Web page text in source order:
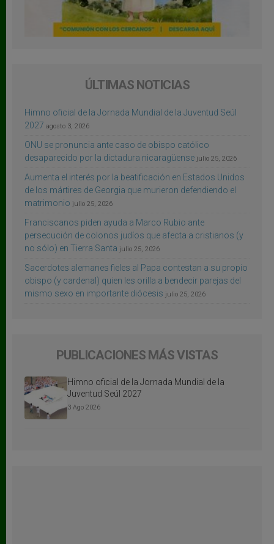
ÚLTIMAS NOTICIAS
Himno oficial de la Jornada Mundial de la Juventud Seúl
2027 agosto 3, 2026
ONU se pronuncia ante caso de obispo católico
desaparecido por la dictadura nicaragüense julio 25, 2026
Aumenta el interés por la beatificación en Estados Unidos
de los mártires de Georgia que murieron defendiendo el
matrimonio julio 25, 2026
Franciscanos piden ayuda a Marco Rubio ante
persecución de colonos judíos que afecta a cristianos (y
no sólo) en Tierra Santa julio 25, 2026
Sacerdotes alemanes fieles al Papa contestan a su propio
obispo (y cardenal) quien les orilla a bendecir parejas del
mismo sexo en importante diócesis julio 25, 2026
PUBLICACIONES MÁS VISTAS
Himno oficial de la Jornada Mundial de la
Juventud Seúl 2027
3 Ago 2026